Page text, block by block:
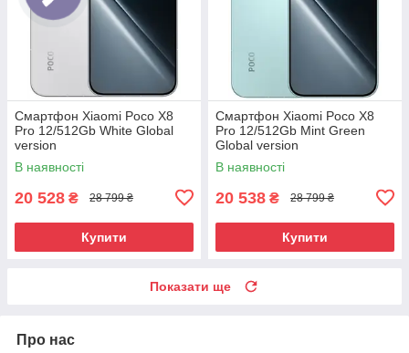
Смартфон Xiaomi Poco X8
Pro 12/512Gb White Global
version
В наявності
20 528 ₴ 28 799 ₴
Купити
Смартфон Xiaomi Poco X8
Pro 12/512Gb Mint Green
Global version
В наявності
20 538 ₴ 28 799 ₴
Купити
Показати ще
Про нас